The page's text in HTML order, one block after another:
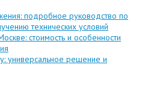
подробное руководство по
технических условий
стоимость и особенности
универсальное решение и